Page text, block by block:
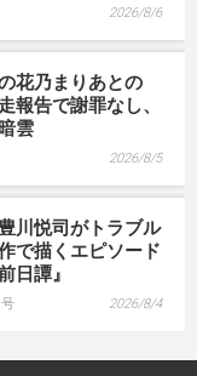
2026/8/6
花乃まりあとの
報告で謝罪なし、
雲
2026/8/5
川悦司がトラブル
で描くエピソード
日譚』
2026/8/4